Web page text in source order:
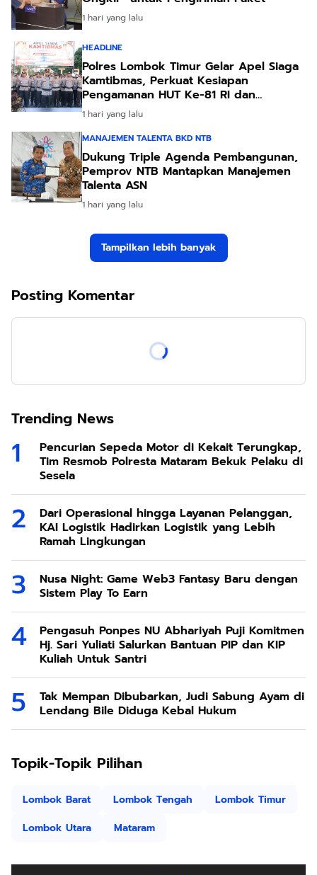
1 hari yang lalu
HEADLINE
Polres Lombok Timur Gelar Apel Siaga
Kamtibmas, Perkuat Kesiapan
Pengamanan HUT Ke-81 RI dan
Kunjungan Kapolri
1 hari yang lalu
MANAJEMEN TALENTA BKD NTB
Dukung Triple Agenda Pembangunan,
Pemprov NTB Mantapkan Manajemen
Talenta ASN
1 hari yang lalu
Tampilkan lebih banyak
Posting Komentar
Trending News
Pencurian Sepeda Motor di Kekait Terungkap,
Tim Resmob Polresta Mataram Bekuk Pelaku di
Sesela
Dari Operasional hingga Layanan Pelanggan,
KAI Logistik Hadirkan Logistik yang Lebih
Ramah Lingkungan
Nusa Night: Game Web3 Fantasy Baru dengan
Sistem Play To Earn
Pengasuh Ponpes NU Abhariyah Puji Komitmen
Hj. Sari Yuliati Salurkan Bantuan PIP dan KIP
Kuliah Untuk Santri
Tak Mempan Dibubarkan, Judi Sabung Ayam di
Lendang Bile Diduga Kebal Hukum
Topik-Topik Pilihan
Lombok Barat Lombok Tengah
Lombok Timur
Lombok Utara
Mataram